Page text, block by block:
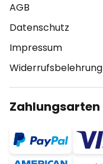
AGB
Datenschutz
Impressum
Widerrufsbelehrung
Zahlungsarten